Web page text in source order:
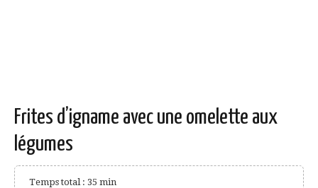
Frites d’igname avec une omelette aux
légumes
Temps total : 35 min